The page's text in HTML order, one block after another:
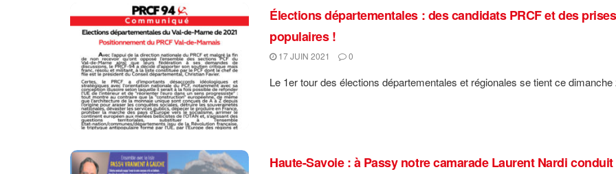
Élections départementales : des candidats PRCF et des
populaires !
17 JUIN 2021 0
Le 1er tour des élections départementales et régionales se tient ce
Haute-Savoie : à Passy notre camarade Laurent Nardi